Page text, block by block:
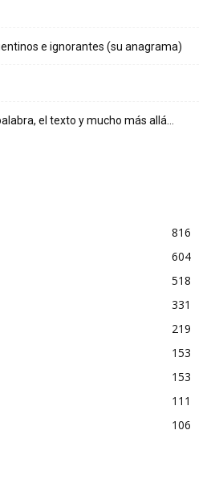
e ignorantes (su anagrama)
el texto y mucho más allá…
816
604
518
331
219
153
153
111
106